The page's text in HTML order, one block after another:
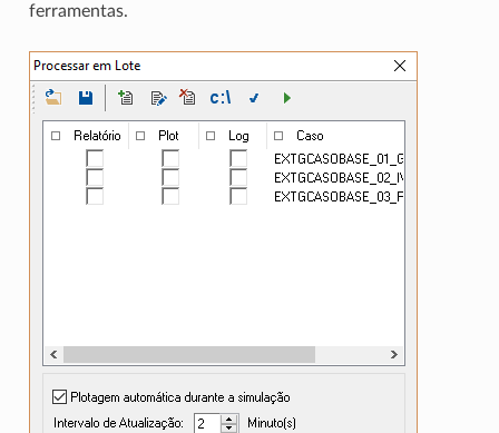
ferramentas.